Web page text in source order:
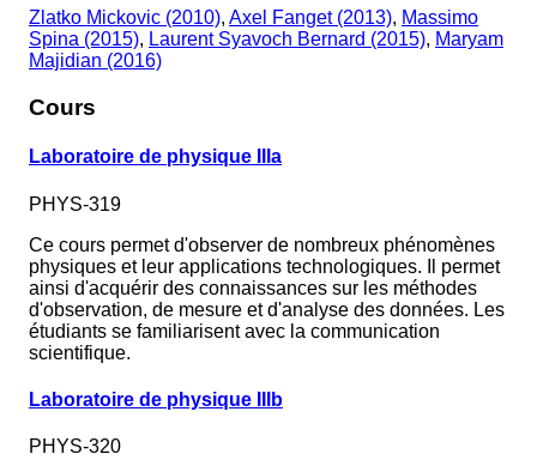
Zlatko Mickovic (2010), Axel Fanget (2013), Massimo
Spina (2015), Laurent Syavoch Bernard (2015), Maryam
Majidian (2016)
Cours
Laboratoire de physique IIIa
PHYS-319
Ce cours permet d'observer de nombreux phénomènes
physiques et leur applications technologiques. Il permet
ainsi d'acquérir des connaissances sur les méthodes
d'observation, de mesure et d'analyse des données. Les
étudiants se familiarisent avec la communication
scientifique.
Laboratoire de physique IIIb
PHYS-320